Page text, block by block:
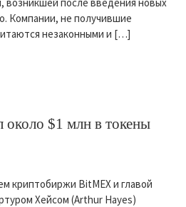
Компании, не получившие
незаконными и […]
$1 млн в токены
криптобиржи BitMEX и главой
Хейсом (Arthur Hayes)